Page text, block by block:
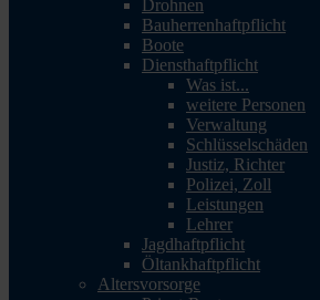
Drohnen
Bauherrenhaftpflicht
Boote
Diensthaftpflicht
Was ist...
weitere Personen
Verwaltung
Schlüsselschäden
Justiz, Richter
Polizei, Zoll
Leistungen
Lehrer
Jagdhaftpflicht
Öltankhaftpflicht
Altersvorsorge